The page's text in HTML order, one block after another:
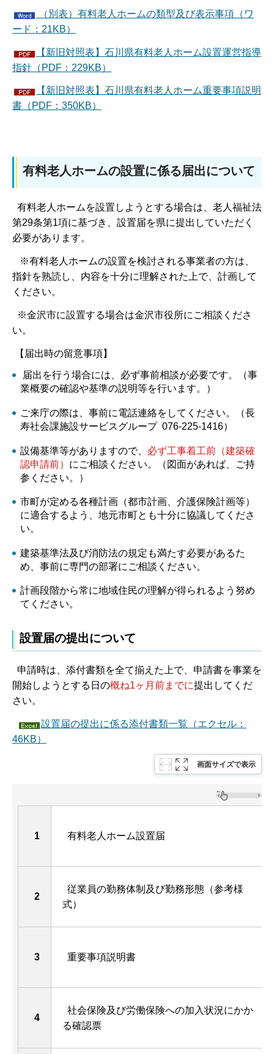
（別表）有料老人ホームの類型及び表示事項（ワ
ード：21KB）
【新旧対照表】石川県有料老人ホーム設置運営指導
指針（PDF：229KB）
【新旧対照表】石川県有料老人ホーム重要事項説明
書（PDF：350KB）
有料老人ホームの設置に係る届出について
有料老人ホームを設置しようとする場合は、老人福祉法
第29条第1項に基づき、設置届を県に提出していただく
必要があります。
※有料老人ホームの設置を検討される事業者の方は、
指針を熟読し、内容を十分に理解された上で、計画して
ください。
※金沢市に設置する場合は金沢市役所にご相談くださ
い。
【届出時の留意事項】
届出を行う場合には、必ず事前相談が必要です。（事
業概要の確認や基準の説明等を行います。）
ご来庁の際は、事前に電話連絡をしてください。（長
寿社会課施設サービスグループ 076-225-1416）
設備基準等がありますので、 必ず工事着工前（建築確
認申請前） にご相談ください。（図面があれば、ご持
参ください。）
市町が定める各種計画（都市計画、介護保険計画等）
に適合するよう、地元市町とも十分に協議してくださ
い。
建築基準法及び消防法の規定も満たす必要があるた
め、事前に専門の部署にご相談ください。
計画段階から常に地域住民の理解が得られるよう努め
てください。
設置届の提出について
申請時は、添付書類を全て揃えた上で、申請書を事業を
開始しようとする日の概ね1ヶ月前までに提出してくだ
さい。
設置届の提出に係る添付書類一覧（エクセル：
46KB）
画面サイズで表示
1 有料老人ホーム設置届
2
従業員の勤務体制及び勤務形態（参考様
式）
3 重要事項説明書
4
社会保険及び労働保険への加入状況にかか
る確認票